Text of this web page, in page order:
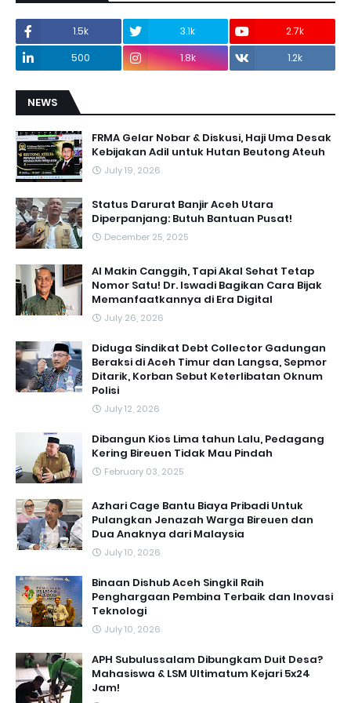
1.5k 3.1k
2.7k
500
1.8k 1.2k
NEWS
FRMA Gelar Nobar & Diskusi, Haji Uma Desak
Kebijakan Adil untuk Hutan Beutong Ateuh
July 19, 2026
Status Darurat Banjir Aceh Utara
Diperpanjang: Butuh Bantuan Pusat!
December 25, 2025
AI Makin Canggih, Tapi Akal Sehat Tetap
Nomor Satu! Dr. Iswadi Bagikan Cara Bijak
Memanfaatkannya di Era Digital
July 26, 2026
Diduga Sindikat Debt Collector Gadungan
Beraksi di Aceh Timur dan Langsa, Sepmor
Ditarik, Korban Sebut Keterlibatan Oknum
Polisi
July 12, 2026
Dibangun Kios Lima tahun Lalu, Pedagang
Kering Bireuen Tidak Mau Pindah
February 03, 2025
Azhari Cage Bantu Biaya Pribadi Untuk
Pulangkan Jenazah Warga Bireuen dan
Dua Anaknya dari Malaysia
July 10, 2026
Binaan Dishub Aceh Singkil Raih
Penghargaan Pembina Terbaik dan Inovasi
Teknologi
July 10, 2026
APH Subulussalam Dibungkam Duit Desa?
Mahasiswa & LSM Ultimatum Kejari 5x24
Jam!